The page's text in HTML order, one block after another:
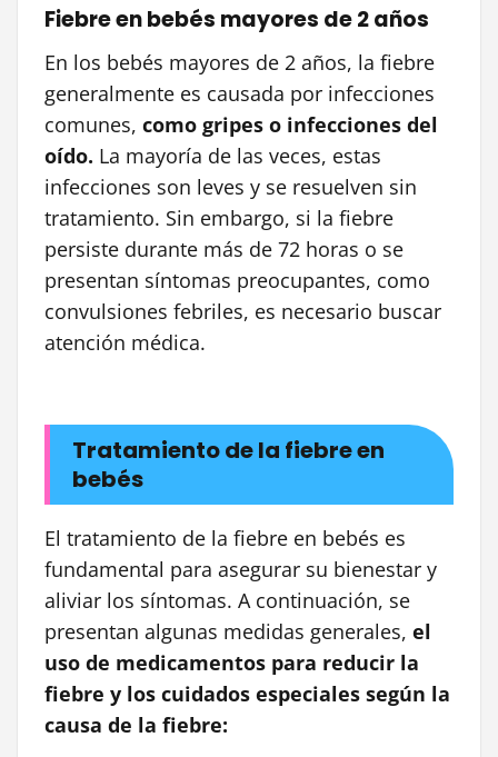
Fiebre en bebés mayores de 2 años
En los bebés mayores de 2 años, la fiebre
generalmente es causada por infecciones
comunes, como gripes o infecciones del
oído. La mayoría de las veces, estas
infecciones son leves y se resuelven sin
tratamiento. Sin embargo, si la fiebre
persiste durante más de 72 horas o se
presentan síntomas preocupantes, como
convulsiones febriles, es necesario buscar
atención médica.
Tratamiento de la fiebre en
bebés
El tratamiento de la fiebre en bebés es
fundamental para asegurar su bienestar y
aliviar los síntomas. A continuación, se
presentan algunas medidas generales, el
uso de medicamentos para reducir la
fiebre y los cuidados especiales según la
causa de la fiebre: